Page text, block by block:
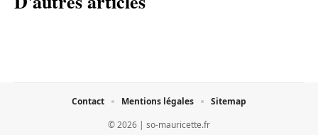
© 2026 | so-mauricette.fr
Contact Mentions légales Sitemap